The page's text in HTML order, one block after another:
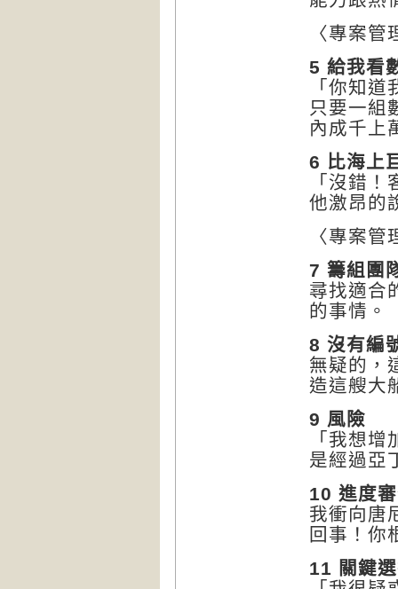
〈專案
5 給我看
「你知
只要一組
內成千上
6 比海上
「沒錯
他激昂
〈專案
7 籌組團
尋找適合
的事情。
8 沒有編
無疑的，
造這艘大
9 風險
「我想
是經過亞
10 進度
我衝向唐
回事！你
11 關鍵